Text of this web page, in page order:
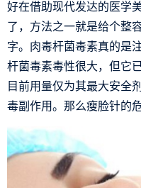
好在借助现代发达的医学
了，方法之一就是给个整
字。肉毒杆菌毒素真的是
杆菌毒素毒性很大，但它
目前用量仅为其最大安全
毒副作用。那么瘦脸针的